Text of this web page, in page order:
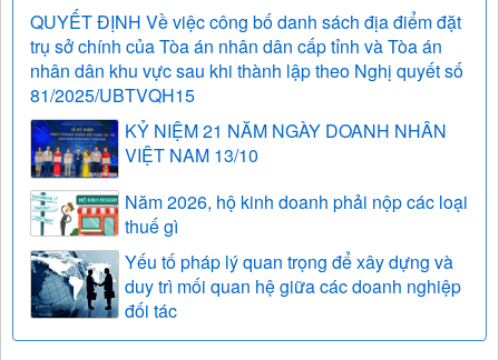
QUYẾT ĐỊNH Về việc công bố danh sách địa điểm đặt
trụ sở chính của Tòa án nhân dân cấp tỉnh và Tòa án
nhân dân khu vực sau khi thành lập theo Nghị quyết số
81/2025/UBTVQH15
KỶ NIỆM 21 NĂM NGÀY DOANH NHÂN
VIỆT NAM 13/10
Năm 2026, hộ kinh doanh phải nộp các loại
thuế gì
Yếu tố pháp lý quan trọng để xây dựng và
duy trì mối quan hệ giữa các doanh nghiệp
đối tác